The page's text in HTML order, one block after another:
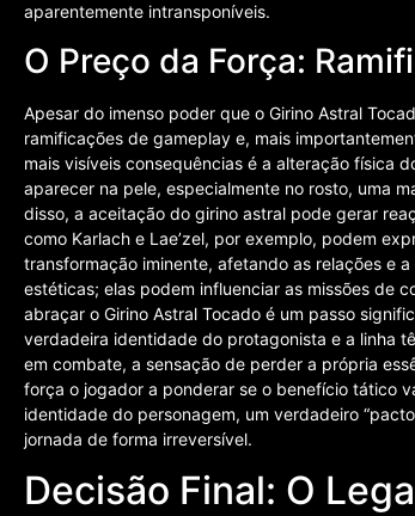
aparentemente intransponíveis.
O Preço da Força:
Apesar do imenso poder que o Girino Astral
ramificações de gameplay e, mais
mais visíveis consequências é a alteração física
aparecer na pele, especialmente no rosto, uma
disso, a aceitação do girino astral pode gerar
como Karlach e Lae’zel, por exemplo, podem
transformação iminente, afetando as relações e
estéticas; elas podem influenciar as missões de
abraçar o Girino Astral Tocado é um passo
verdadeira identidade do protagonista e a linha
em combate, a sensação de perder a própria
força o jogador a ponderar se o benefício tático
identidade do personagem, um verdadeiro
jornada de forma irreversível.
Decisão Final: O